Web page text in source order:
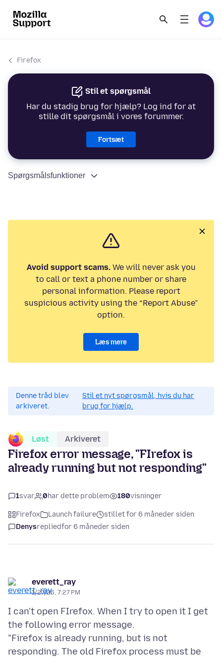
Firefox
Stil et spørgsmål
Har du stadig brug for hjælp? Log ind for at
stille dit spørgsmål i vores forummer.
Fortsæt
Spørgsmålsfunktioner
Avoid support scams.We will never ask you
to call or text a phone number or share
personal information. Please report
suspicious activity using the “Report Abuse”
option.
Læs mere
Denne tråd blev
arkiveret.
Stil et nyt spørgsmål, hvis du har
brug for hjælp.
Løst Arkiveret
Firefox error message, "FIrefox is
already running but not responding"
1svar 0har dette problem 180visninger
Firefox Launch failure
stillet for 6 måneder siden
Denysrepliedfor 6 måneder siden
everett_ray
1/27/26, 7:27 PM
I can't open FIrefox. When I try to open it I get
the following error message.
"Firefox is already running, but is not
responding. The old Firefox process must be